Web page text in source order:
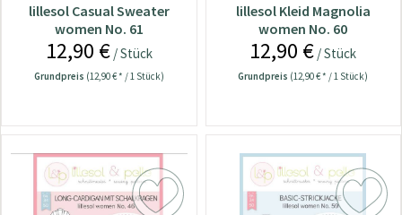
lillesol Casual Sweater
women No. 61
12,90 €/ Stück
Grundpreis (12,90 € * / 1 Stück)
lillesol Kleid Magnolia
women No. 60
12,90 € / Stück
Grundpreis (12,90 € * / 1 Stück)